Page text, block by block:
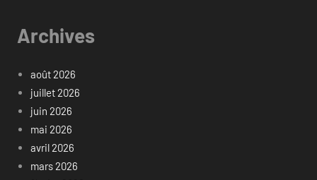
Archives
août 2026
juillet 2026
juin 2026
mai 2026
avril 2026
mars 2026